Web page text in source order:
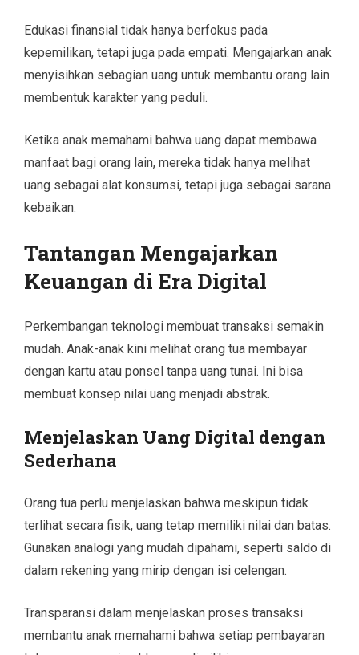
Edukasi finansial tidak hanya berfokus pada
kepemilikan, tetapi juga pada empati. Mengajarkan anak
menyisihkan sebagian uang untuk membantu orang lain
membentuk karakter yang peduli.
Ketika anak memahami bahwa uang dapat membawa
manfaat bagi orang lain, mereka tidak hanya melihat
uang sebagai alat konsumsi, tetapi juga sebagai sarana
kebaikan.
Tantangan Mengajarkan
Keuangan di Era Digital
Perkembangan teknologi membuat transaksi semakin
mudah. Anak-anak kini melihat orang tua membayar
dengan kartu atau ponsel tanpa uang tunai. Ini bisa
membuat konsep nilai uang menjadi abstrak.
Menjelaskan Uang Digital dengan
Sederhana
Orang tua perlu menjelaskan bahwa meskipun tidak
terlihat secara fisik, uang tetap memiliki nilai dan batas.
Gunakan analogi yang mudah dipahami, seperti saldo di
dalam rekening yang mirip dengan isi celengan.
Transparansi dalam menjelaskan proses transaksi
membantu anak memahami bahwa setiap pembayaran